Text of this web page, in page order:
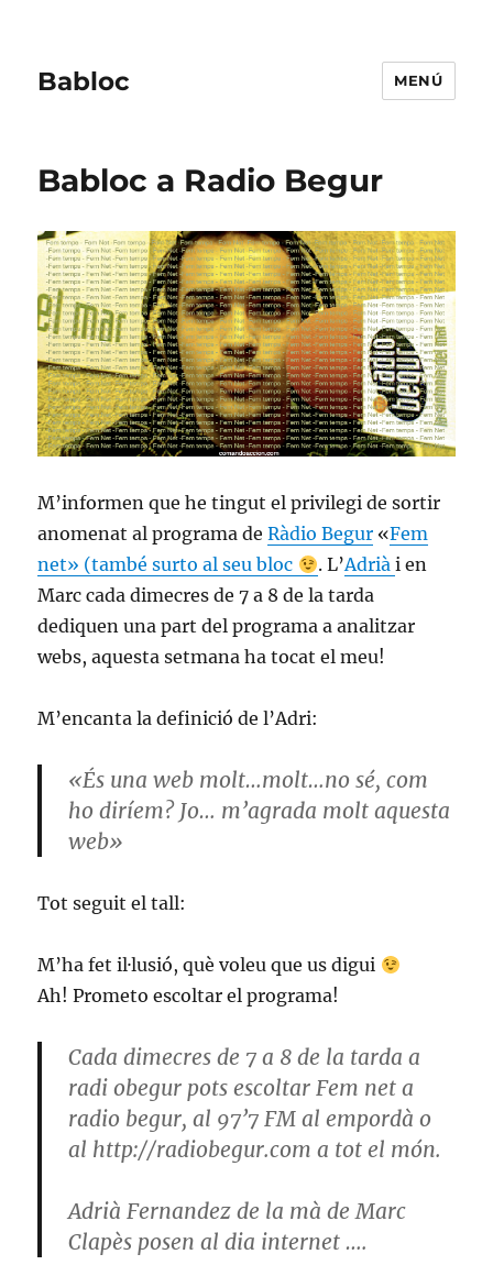
Babloc MENÚ
Babloc a Radio Begur
M’informen que he tingut el privilegi de sortir
anomenat al programa deRàdio Begur «Fem
net» (també surto al seu bloc
. L’Adrià i en
Marc cada dimecres de 7 a 8 de la tarda
dediquen una part del programa a analitzar
webs, aquesta setmana ha tocat el meu!
M’encanta la definició de l’Adri:
«És una web molt…molt…no sé, com
ho diríem? Jo… m’agrada molt aquesta
web»
Tot seguit el tall:
M’ha fet il·lusió, què voleu que us digui
Ah! Prometo escoltar el programa!
Cada dimecres de 7 a 8 de la tarda a
radi obegur pots escoltar Fem net a
radio begur, al 97’7 FM al empordà o
al http://radiobegur.com a tot el món.
Adrià Fernandez de la mà de Marc
Clapès posen al dia internet ….